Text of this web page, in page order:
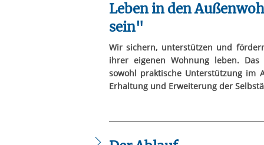
Leben in den
sein"
Wir sichern, unterstützen und
ihrer eigenen Wohnung leben.
sowohl praktische Unterstützung im
Erhaltung und Erweiterung der